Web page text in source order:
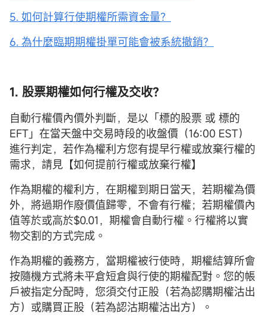
5. 如何計算行使期權所需資金量？
6. 為什麼臨期期權掛單可能會被系統撤銷？
1. 股票期權如何行權及交收？
自動行權價內價外判斷，是以「標的股票 或 標的
EFT」在當天盤中交易時段的收盤價（16:00 EST）
進行判定，若作為權利方您有提早行權或放棄行權的
需求，請見【如何提前行權或放棄行權】
作為期權的權利方，在期權到期日當天，若期權為價
外，將過期作廢價值歸零，不會有行權；若期權價內
值等於或高於$0.01，期權會自動行權。行權將以實
物交割的方式完成。
作為期權的義務方，當期權被行使時，期權結算所會
按隨機方式將未平倉短倉與行使的期權配對。您的帳
戶被指定分配時，您須交付正股（若為認購期權沽出
方）或購買正股（若為認沽期權沽出方）。